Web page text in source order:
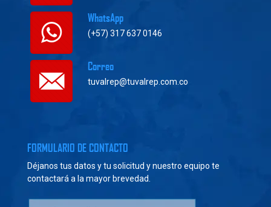
WhatsApp
(+57) 317 637 0146
Correo
tuvalrep@tuvalrep.com.co
FORMULARIO DE CONTACTO
Déjanos tus datos y tu solicitud y nuestro equipo te
contactará a la mayor brevedad.